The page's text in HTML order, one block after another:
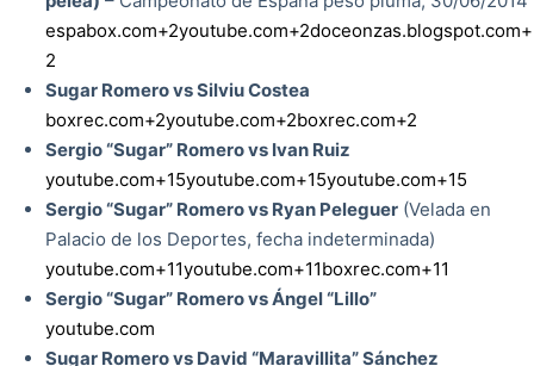
espabox.com+2youtube.com+2doceonzas.blogspot.com+
2
Sugar Romero vs Silviu Costea
boxrec.com+2youtube.com+2boxrec.com+2
Sergio “Sugar” Romero vs Ivan Ruiz
youtube.com+15youtube.com+15youtube.com+15
Sergio “Sugar” Romero vs Ryan Peleguer(Velada en
Palacio de los Deportes, fecha indeterminada)
youtube.com+11youtube.com+11boxrec.com+11
Sergio “Sugar” Romero vs Ángel “Lillo”
youtube.com
Sugar Romero vs David “Maravillita” Sánchez